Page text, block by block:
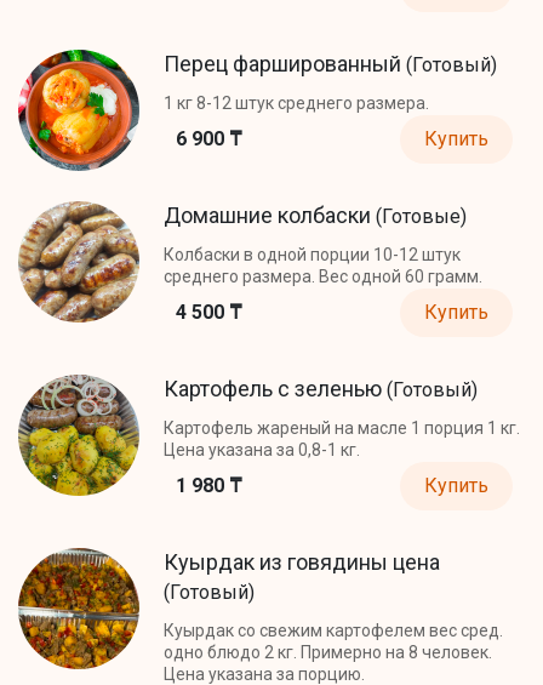
Перец фаршированный (Готовый)
1 кг 8-12 штук среднего размера.
6 900 ₸ Купить
Домашние колбаски (Готовые)
Колбаски в одной порции 10-12 штук
среднего размера. Вес одной 60 грамм.
4 500 ₸ Купить
Картофель с зеленью (Готовый)
Картофель жареный на масле 1 порция 1 кг.
Цена указана за 0,8-1 кг.
1 980 ₸ Купить
Куырдак из говядины цена
(Готовый)
Куырдак со свежим картофелем вес сред.
одно блюдо 2 кг. Примерно на 8 человек.
Цена указана за порцию.